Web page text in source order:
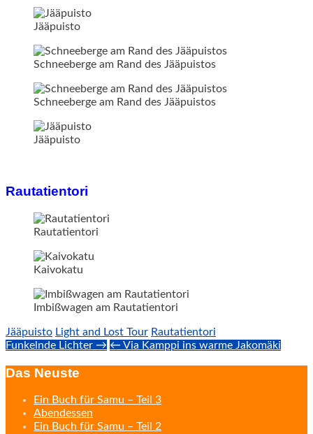
Jääpuisto
Schneeberge am Rand des Jääpuistos
Schneeberge am Rand des Jääpuistos
Jääpuisto
Rautatientori
Rautatientori
Kaivokatu
Imbißwagen am Rautatientori
Jääpuisto Light and Lost Tour Rautatientori
Post
navigation
Funkelnde Lichter → ← Via Kamppi ins warme Jakomäki
Das Neuste
Ein Buch für Samu – Teil 3
Abendessen
Ein Buch für Samu – Teil 2